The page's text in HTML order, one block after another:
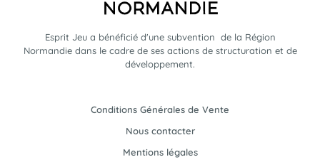
Esprit Jeu a bénéficié d'une subvention de la Région
Normandie dans le cadre de ses actions de structuration et de
développement.
Conditions Générales de Vente
Nous contacter
Mentions légales